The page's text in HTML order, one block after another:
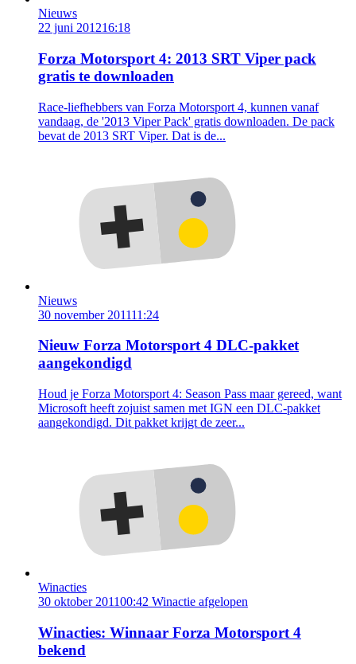
Nieuws
22 juni 201216:18
Forza Motorsport 4: 2013 SRT Viper pack
gratis te downloaden
Race-liefhebbers van Forza Motorsport 4, kunnen vanaf
vandaag, de '2013 Viper Pack' gratis downloaden. De pack
bevat de 2013 SRT Viper. Dat is de...
Nieuws
30 november 201111:24
Nieuw Forza Motorsport 4 DLC-pakket
aangekondigd
Houd je Forza Motorsport 4: Season Pass maar gereed, want
Microsoft heeft zojuist samen met IGN een DLC-pakket
aangekondigd. Dit pakket krijgt de zeer...
Winacties
30 oktober 201100:42 Winactie afgelopen
Winacties: Winnaar Forza Motorsport 4
bekend